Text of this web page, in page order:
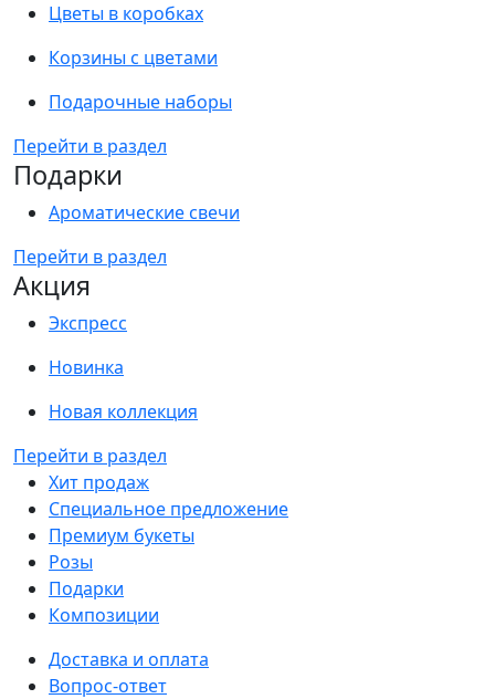
Цветы в коробках
Корзины с цветами
Подарочные наборы
Перейти в раздел
Подарки
Ароматические свечи
Перейти в раздел
Акция
Экспресс
Новинка
Новая коллекция
Перейти в раздел
Хит продаж
Специальное предложение
Премиум букеты
Розы
Подарки
Композиции
Доставка и оплата
Вопрос-ответ